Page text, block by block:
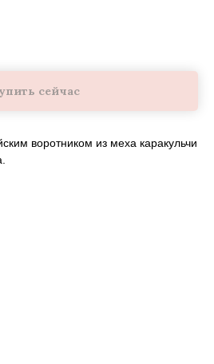
сейчас
воротником из меха каракульчи